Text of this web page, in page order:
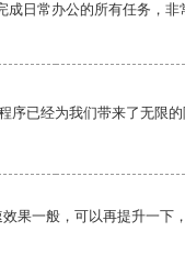
日常办公的所有任务，非
序已经为我们带来了无限的
果一般，可以再提升一下